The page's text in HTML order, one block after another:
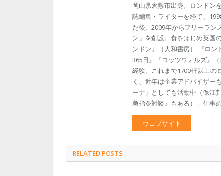
岡山県倉敷市出身。ロンドン
誌編集・ライターを経て、
た後、2009年からフリーラン
ン」を創設。食をはじめ英国
ンドン』（大和書房） 『ロ
365日』『コッツウォルズ』
経験。これまで1700軒以上の
く、近年は企業アドバイザー
ーナ」としても活動中（保江
急指令対談』もある）。仕事
ウェブサイト
RELATED POSTS